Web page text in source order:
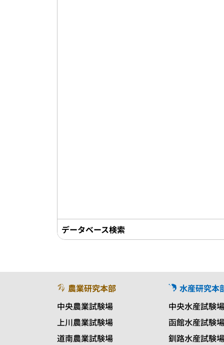
データベース検索
農業研究本部
中央農業試験場
上川農業試験場
道南農業試験場
水産研究本
中央水産試験
函館水産試験
釧路水産試験